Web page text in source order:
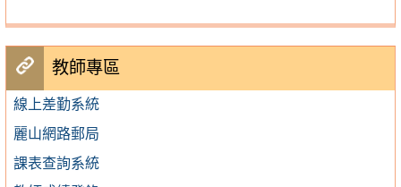
教師專區
線上差勤系統
麗山網路郵局
課表查詢系統